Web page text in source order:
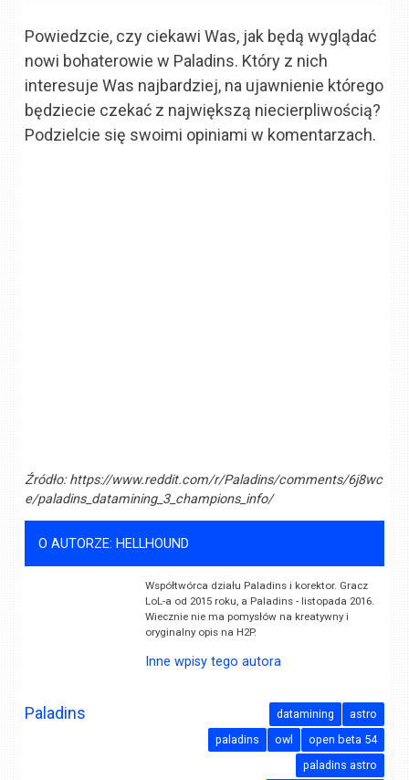
Powiedzcie, czy ciekawi Was, jak będą wyglądać
nowi bohaterowie w Paladins. Który z nich
interesuje Was najbardziej, na ujawnienie którego
będziecie czekać z największą niecierpliwością?
Podzielcie się swoimi opiniami w komentarzach.
Źródło:https://www.reddit.com/r/Paladins/comments/6j8wc
e/paladins_datamining_3_champions_info/
O AUTORZE: HELLHOUND
Współtwórca działu Paladins i korektor. Gracz
LoL-a od 2015 roku, a Paladins - listopada 2016.
Wiecznie nie ma pomysłów na kreatywny i
oryginalny opis na H2P.
Inne wpisy tego autora
Paladins astro
datamining
open beta 54
owl
paladins
paladins astro